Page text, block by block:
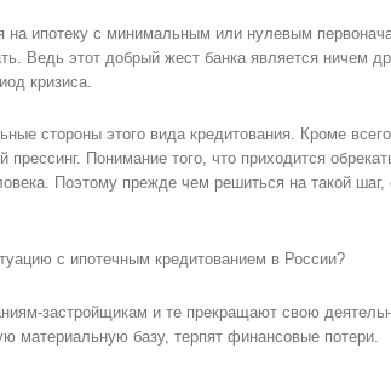
ипотеку с минимальным или нулевым
Ведь этот добрый жест банка является ничем
кризиса.
стороны этого вида кредитования. Кроме всего
Понимание того, что приходится
Поэтому прежде чем решиться на такой шаг,
с ипотечным кредитованием в России?
застройщикам и те прекращают свою
материальную базу, терпят финансовые потери.